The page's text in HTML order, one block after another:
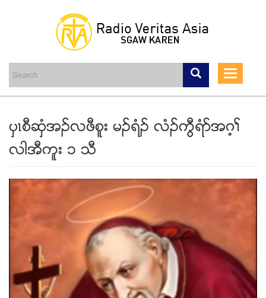
content
Toggle
ပွၚစီဆွံအဥလဖီစူး မဥရံဥ လံဥကြီရံဏအဂ့ႈ
လါအီကူး ၁ သီ